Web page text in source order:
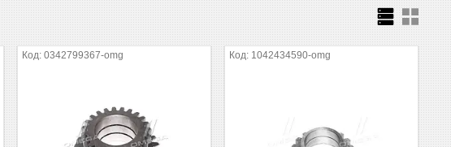
0342799367-omg 1042434590-omg